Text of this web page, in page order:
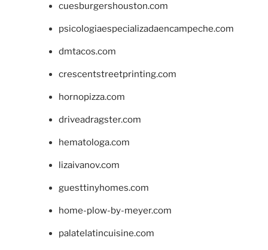
cuesburgershouston.com
psicologiaespecializadaencampeche.com
dmtacos.com
crescentstreetprinting.com
hornopizza.com
driveadragster.com
hematologa.com
lizaivanov.com
guesttinyhomes.com
home-plow-by-meyer.com
palatelatincuisine.com